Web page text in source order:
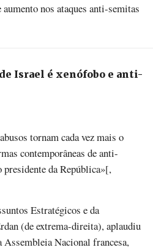
nos ataques anti-semitas
Israel é xenófobo e anti-
tornam cada vez mais o
contemporâneas de anti-
da República»[,
Estratégicos e da
(de extrema-direita), aplaudiu
Assembleia Nacional francesa,